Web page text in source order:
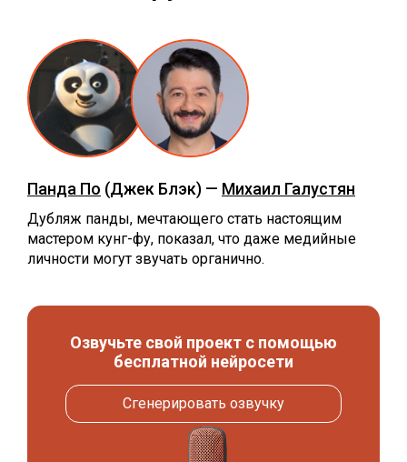
Панда По (Джек Блэк) — Михаил Галустян
Дубляж панды, мечтающего стать настоящим
мастером кунг-фу, показал, что даже медийные
личности могут звучать органично.
Озвучьте свой проект с помощью
бесплатной нейросети
Сгенерировать озвучку